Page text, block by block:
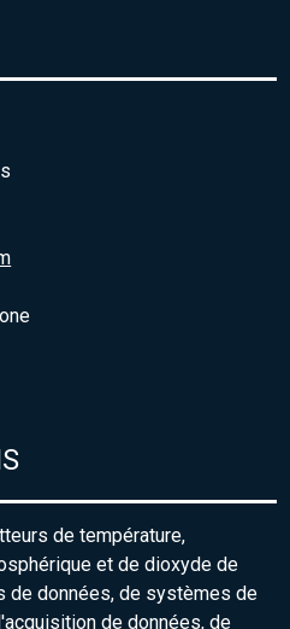
de température,
et de dioxyde de
de données, de systèmes de
de données, de